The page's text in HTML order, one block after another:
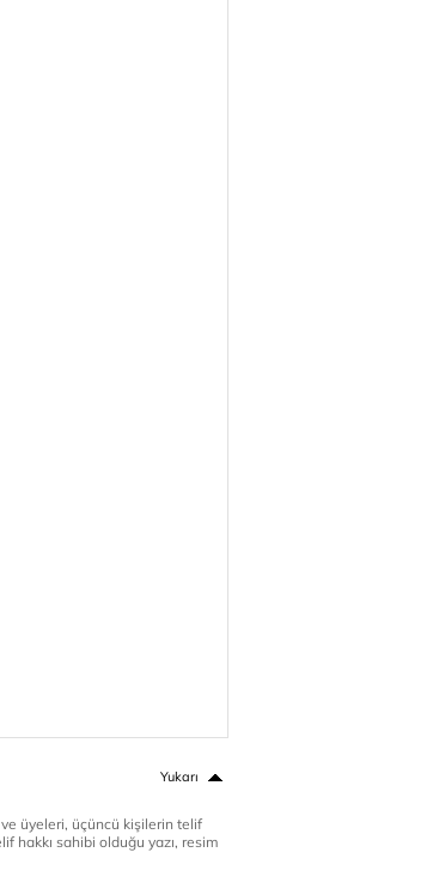
Yukarı
üyeleri, üçüncü kişilerin telif
hakkı sahibi olduğu yazı, resim